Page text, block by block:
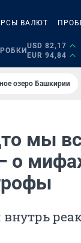
ВАЛЮТ
USD 82,17
EUR 94,84
озеро Башкирии
мы
о